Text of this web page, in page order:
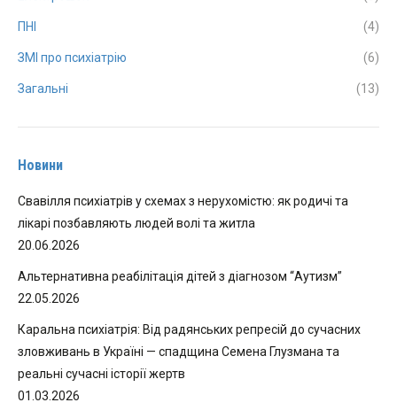
ПНІ (4)
ЗМІ про психіатрію (6)
Загальні (13)
Новини
Свавілля психіатрів у схемах з нерухомістю: як родичі та
лікарі позбавляють людей волі та житла
20.06.2026
Альтернативна реабілітація дітей з діагнозом “Аутизм”
22.05.2026
Каральна психіатрія: Від радянських репресій до сучасних
зловживань в Україні — спадщина Семена Глузмана та
реальні сучасні історії жертв
01.03.2026